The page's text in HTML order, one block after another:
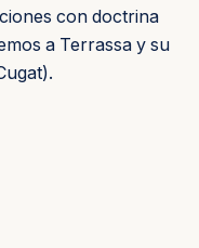
con doctrina
a Terrassa y su